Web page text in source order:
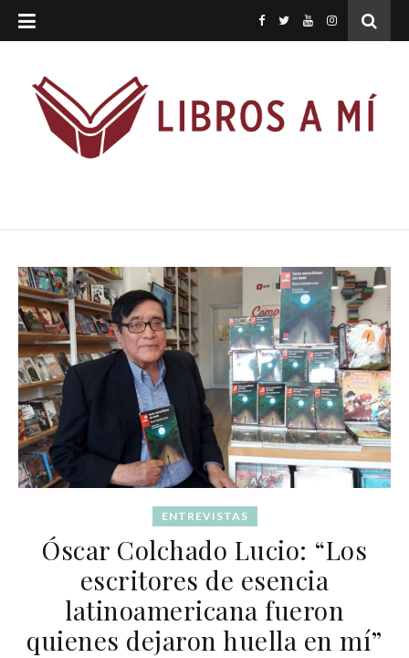
ENTREVISTAS
Óscar Colchado Lucio: “Los
escritores de esencia
latinoamericana fueron
quienes dejaron huella en mí”